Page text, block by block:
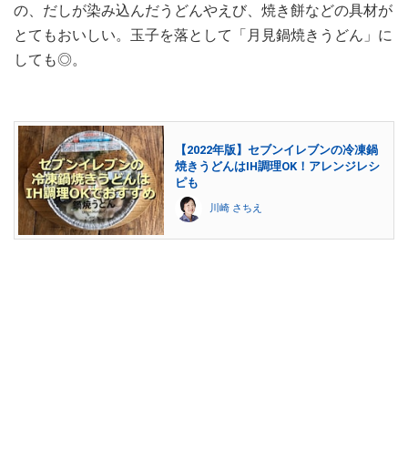
の、だしが染み込んだうどんやえび、焼き餅などの具材が
とてもおいしい。玉子を落として「月見鍋焼きうどん」に
しても◎。
【2022年版】セブンイレブンの冷凍鍋
焼きうどんはIH調理OK！アレンジレシ
ピも
川崎 さちえ